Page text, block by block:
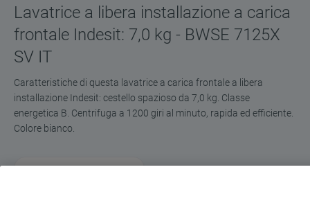
Lavatrice a libera installazione a carica
frontale Indesit: 7,0 kg - BWSE 7125X
SV IT
Caratteristiche di questa lavatrice a carica frontale a libera
installazione Indesit: cestello spazioso da 7,0 kg. Classe
energetica B. Centrifuga a 1200 giri al minuto, rapida ed efficiente.
Colore bianco.